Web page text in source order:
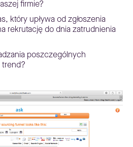
firmie?
który upływa od zgłoszenia
rekrutację do dnia zatrudnienia
poszczególnych
trend?